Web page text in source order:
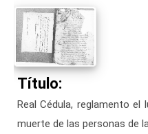
Título:
Real Cédula, reglamento
muerte de las personas de